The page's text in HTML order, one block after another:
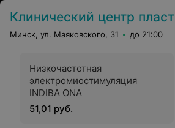
Клинический центр пластической хирургии и медицинской косметологии
Минск, ул. Маяковского, 31 до 21:00
Низкочастотная
электромиостимуляция
INDIBA ONA
51,01 руб.